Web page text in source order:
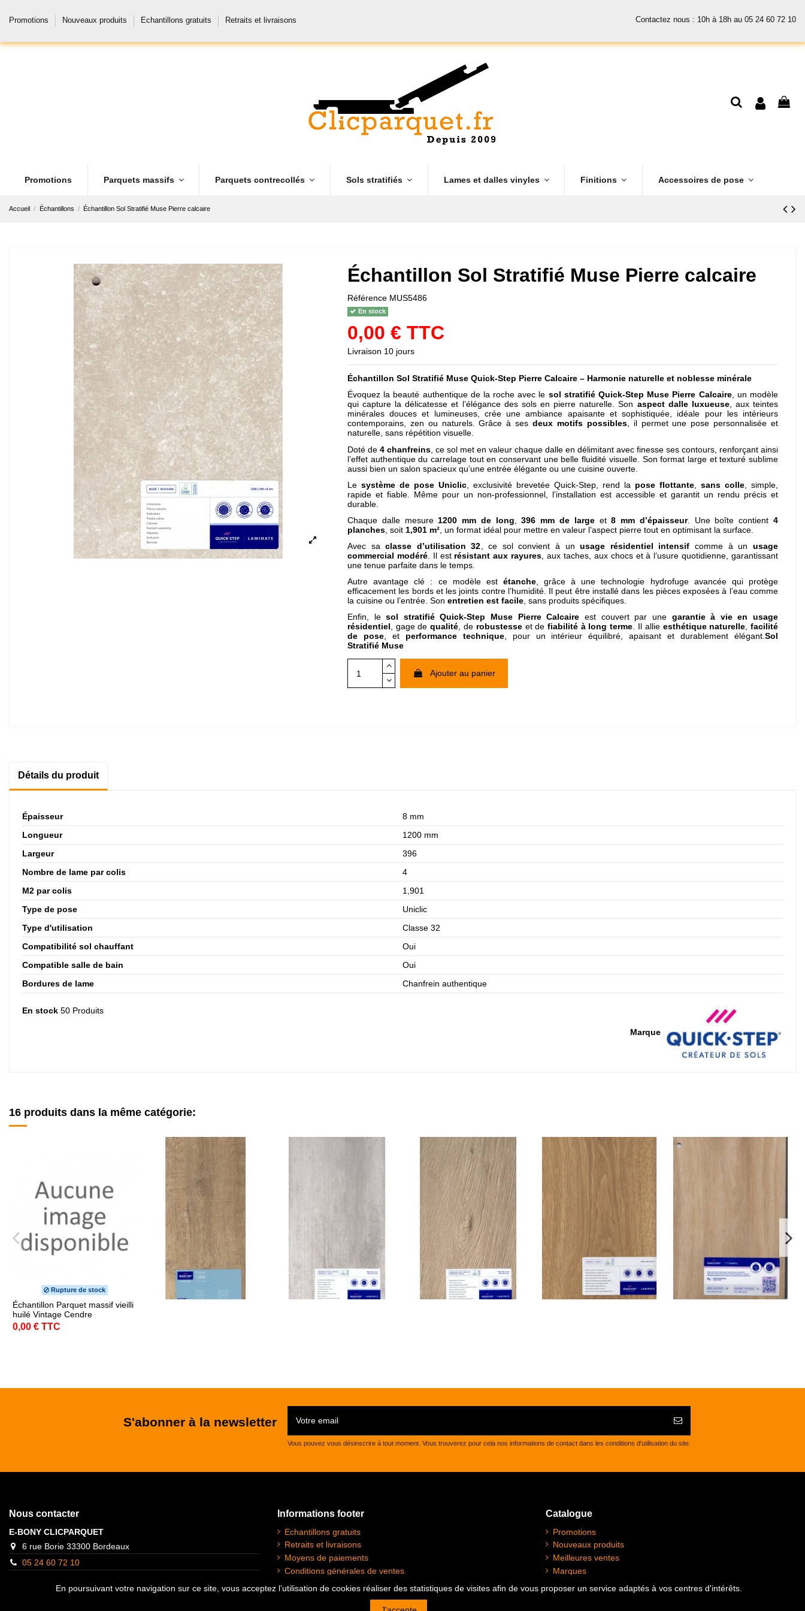
Promotions Nouveaux produits Echantillons gratuits Retraits et livraisons Contactez nous : 10h à 18h au 05 24 60 72 10
Promotions Parquets massifs Parquets contrecollés Sols stratifiés Lames et dalles vinyles Finitions Accessoires de pose
Accueil Échantillons Échantillon Sol Stratifié Muse Pierre calcaire
Échantillon Sol Stratifié Muse Pierre calcaire
Référence MUS5486
En stock
0,00 € TTC
Livraison 10 jours
Échantillon Sol Stratifié Muse Quick-Step Pierre Calcaire – Harmonie naturelle et noblesse minérale
Évoquez la beauté authentique de la roche avec le sol stratifié Quick-Step Muse Pierre Calcaire, un modèle
qui capture la délicatesse et l’élégance des sols en pierre naturelle. Son aspect dalle luxueuse, aux teintes
minérales douces et lumineuses, crée une ambiance apaisante et sophistiquée, idéale pour les intérieurs
contemporains, zen ou naturels. Grâce à sesdeux motifs possibles, il permet une pose personnalisée et
naturelle, sans répétition visuelle.
Doté de 4 chanfreins , ce sol met en valeur chaque dalle en délimitant avec finesse ses contours, renforçant ainsi
l’effet authentique du carrelage tout en conservant une belle fluidité visuelle. Son format large et texturé sublime
aussi bien un salon spacieux qu’une entrée élégante ou une cuisine ouverte.
Le système de pose Uniclic , exclusivité brevetée Quick-Step, rend la pose flottante sans colle , simple,
rapide et fiable. Même pour un non-professionnel, l’installation est accessible et garantit un rendu précis et
durable.
Chaque dalle mesure 1200 mm de long ,396 mm de largeet8 mm d’épaisseur. Une boîte contient4
planches , soit 1,901 m² , un format idéal pour mettre en valeur l’aspect pierre tout en optimisant la surface.
Avec saclasse d’utilisation 32 , ce sol convient à unusage résidentiel intensif comme à un usage
commercial modéré. Il est résistant aux rayures , aux taches, aux chocs et à l’usure quotidienne, garantissant
une tenue parfaite dans le temps.
Autre avantage clé : ce modèle est étanche, grâce à une technologie hydrofuge avancée qui protège
efficacement les bords et les joints contre l’humidité. Il peut être installé dans les pièces exposées à l’eau comme
la cuisine ou l’entrée. Son entretien est facile, sans produits spécifiques.
Enfin, lesol stratifié Quick-Step Muse Pierre Calcaire est couvert par une garantie à vie en usage
résidentiel, gage dequalité, de robustesse et de fiabilité à long terme. Il allie esthétique naturelle, facilité
de pose, et performance technique, pour un intérieur équilibré, apaisant et durablement élégant.Sol
Stratifié Muse
Ajouter au panier
Détails du produit
Épaisseur
8 mm
Longueur
1200 mm
Largeur
396
Nombre de lame par colis
4
M2 par colis
1,901
Type de pose
Uniclic
Type d'utilisation
Classe 32
Compatibilité sol chauffant
Oui
Compatible salle de bain
Oui
Bordures de lame
Chanfrein authentique
Marque
En stock 50 Produits
16 produits dans la même catégorie:
Rupture de stock
Échantillon Parquet massif vieilli
huilé Vintage Cendre
0,00 € TTC
S'abonner à la newsletter
Vous pouvez vous désinscrire à tout moment. Vous trouverez pour cela nos informations de contact dans les conditions d'utilisation du site.
Nous contacter
E-BONY CLICPARQUET
6 rue Borie 33300 Bordeaux
05 24 60 72 10
Informations footer
Echantillons gratuits
Retraits et livraisons
Moyens de paiements
Conditions générales de ventes
Plan du site
Catalogue
Promotions
Nouveaux produits
Meilleures ventes
Marques
En poursuivant votre navigation sur ce site, vous acceptez l’utilisation de cookies réaliser des statistiques de visites afin de vous proposer un service adaptés à vos centres d'intérêts.